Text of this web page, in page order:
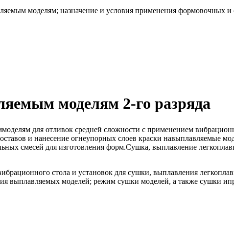
моделям; назначение и условия применения формовочных и
моделям 2-го разряда
для отливок средней сложности с применением
и нанесение огнеупорных слоев краски навыплавляемые
смесей для изготовления форм.Сушка, выплавление
стола и установок для сушки, выплавления
выплавляемых моделей; режим сушки моделей, а также сушки